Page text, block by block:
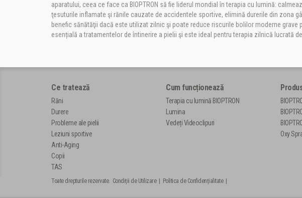
aparatului, ceea ce face ca BIOPTRON să fie liderul mondial în terapia cu lumină:
ţesuturile inflamate şi rănile cauzate de accidentele sportive, elimină durerile din zona
benefic sănătăţii dacă este utilizat zilnic şi poate reduce riscurile bolilor moderne
esențială a tratamentelor de întinerire a pielii şi este ideal pentru terapia zilnică lucrată
Ce tratează
Răni
Durere
Probleme ale pielii
Leziuni sportive
Anti-Aging
Copii
TAS
Cum funcționează
Terapia cu lumină BIOPTRON
Lumina
Vedeți Videoclipuri
Oxy
Toate drepturile rezervate. Condiții de Utilizare| Politica de Confidențialitate|